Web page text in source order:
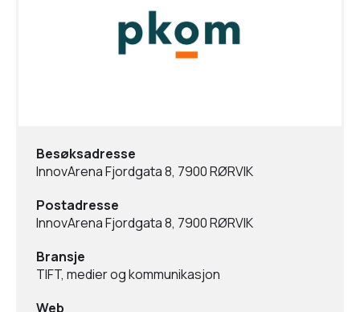
Besøksadresse
InnovArena Fjordgata 8, 7900 RØRVIK
Postadresse
InnovArena Fjordgata 8, 7900 RØRVIK
Bransje
TIFT, medier og kommunikasjon
Web